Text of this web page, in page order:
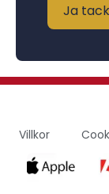
Ja
Villkor